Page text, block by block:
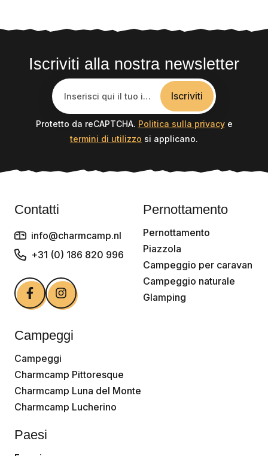
Iscriviti alla nostra newsletter
Iscriviti
Protetto da reCAPTCHA. Politica sulla privacye
termini di utilizzo si applicano.
Contatti
info@charmcamp.nl
+31 (0) 186 820 996
Pernottamento
Pernottamento
Piazzola
Campeggio per caravan
Campeggio naturale
Glamping
Campeggi
Campeggi
Charmcamp Pittoresque
Charmcamp Luna del Monte
Charmcamp Lucherino
Paesi